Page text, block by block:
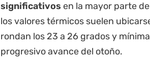
significativos en la mayor parte
los valores térmicos suelen
rondan los 23 a 26 grados y
progresivo avance del otoño.